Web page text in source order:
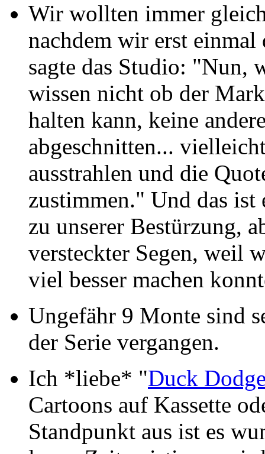
Wir wollten immer
nachdem wir erst
sagte das Studio: "Nun,
wissen nicht ob der
halten kann, keine
abgeschnitten...
ausstrahlen und die
zustimmen." Und das ist
zu unserer Bestürzung,
versteckter Segen, weil
viel besser machen
Ungefähr 9 Monte sind
der Serie vergangen.
Ich *liebe* "Duck
Cartoons auf Kassette
Standpunkt aus ist es